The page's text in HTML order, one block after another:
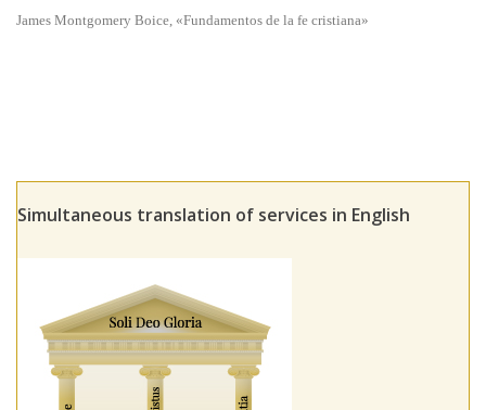
James Montgomery Boice, «Fundamentos de la fe cristiana»
Simultaneous translation of services in English